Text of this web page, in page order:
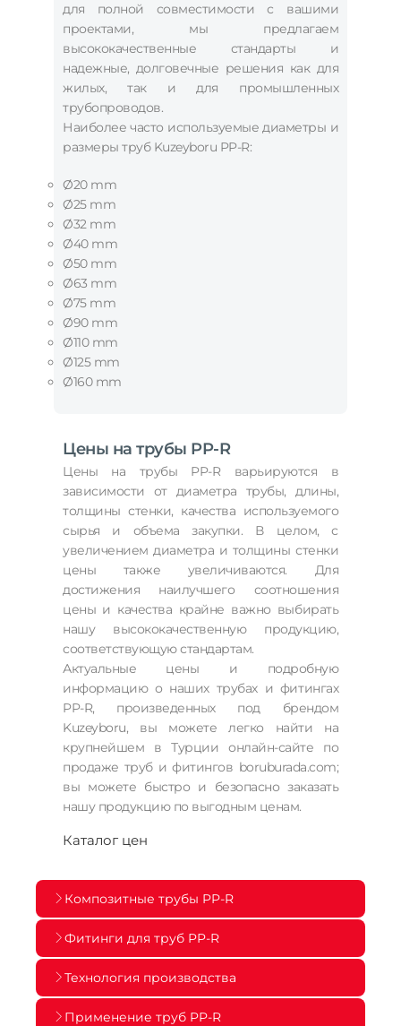
Композитные трубы PP-R
Фитинги для труб PP-R
Технология производства
Применение труб PP-R
для полной совместимости с вашими
проектами, мы предлагаем
высококачественные стандарты и
надежные, долговечные решения как для
жилых, так и для промышленных
трубопроводов.
Наиболее часто используемые диаметры и
размеры труб Kuzeyboru PP-R:
Ø20 mm
Ø25 mm
Ø32 mm
Ø40 mm
Ø50 mm
Ø63 mm
Ø75 mm
Ø90 mm
Ø110 mm
Ø125 mm
Ø160 mm
Цены на трубы PP-R
Цены на трубы PP-R варьируются в
зависимости от диаметра трубы, длины,
толщины стенки, качества используемого
сырья и объема закупки. В целом, с
увеличением диаметра и толщины стенки
цены также увеличиваются. Для
достижения наилучшего соотношения
цены и качества крайне важно выбирать
нашу высококачественную продукцию,
соответствующую стандартам.
Актуальные цены и подробную
информацию о наших трубах и фитингах
PP-R, произведенных под брендом
Kuzeyboru, вы можете легко найти на
крупнейшем в Турции онлайн-сайте по
продаже труб и фитингов boruburada.com;
вы можете быстро и безопасно заказать
нашу продукцию по выгодным ценам.
Каталог цен